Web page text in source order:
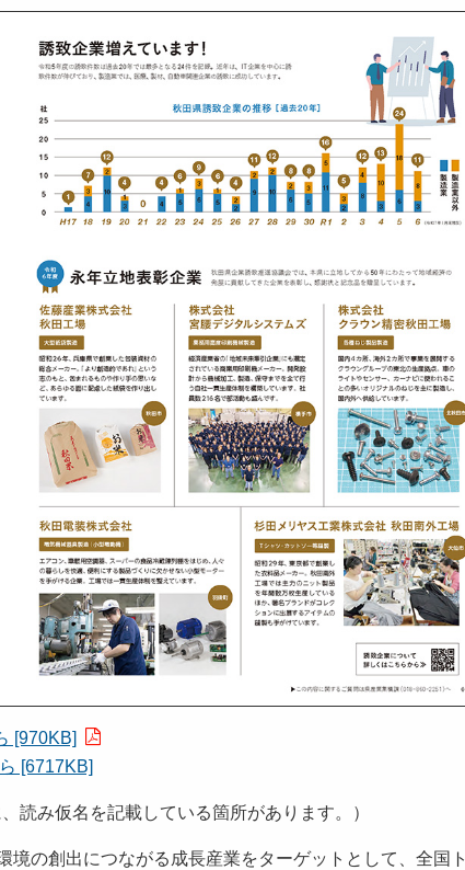
[970KB]
[6717KB]
読み仮名を記載している箇所があります。）
の創出につながる成長産業をターゲットとして、全国ト